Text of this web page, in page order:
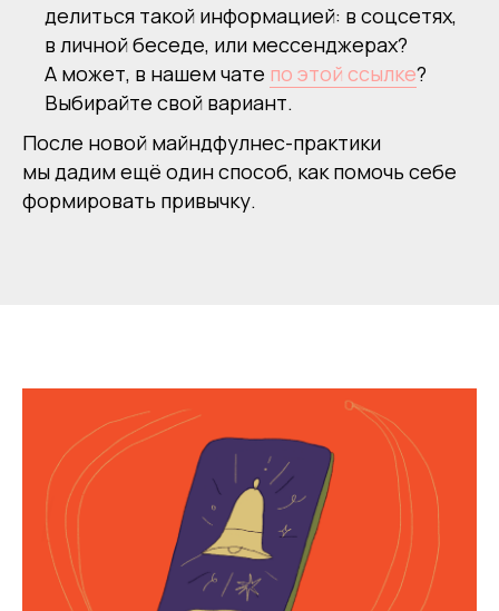
делиться такой информацией: в соцсетях,
в личной беседе, или мессенджерах?
А может, в нашем чате по этой ссылке?
Выбирайте свой вариант.
После новой майндфулнес-практики
мы дадим ещё один способ, как помочь себе
формировать привычку.